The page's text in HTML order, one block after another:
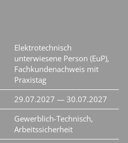
Elektrotechnisch
unterwiesene Person (EuP),
Fachkundenachweis mit
Praxistag
29.07.2027 — 30.07.2027
Gewerblich-Technisch,
Arbeitssicherheit